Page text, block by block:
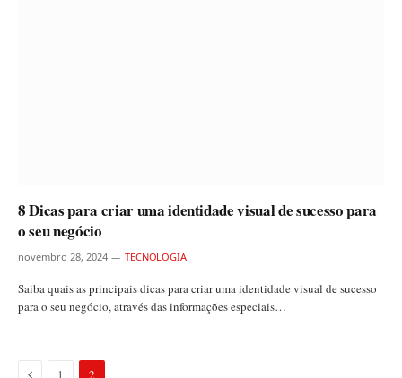
8 Dicas para criar uma identidade visual de sucesso para
o seu negócio
novembro 28, 2024 TECNOLOGIA
Saiba quais as principais dicas para criar uma identidade visual de sucesso
para o seu negócio, através das informações especiais…
Previous
1 2